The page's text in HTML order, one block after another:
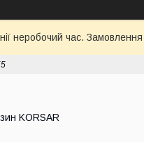
неробочий час.
KORSAR